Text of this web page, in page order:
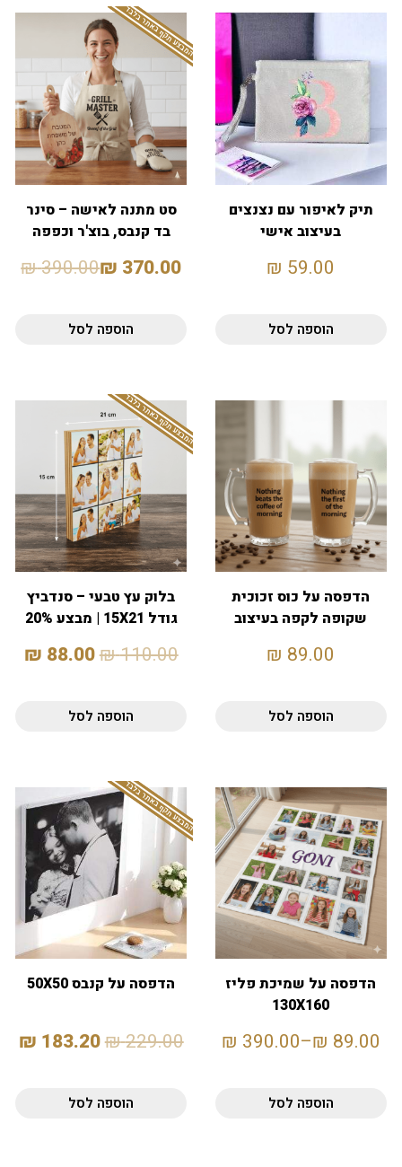
תיק לאיפור עם נצנצים
בעיצוב אישי
59.00
₪
הוספה לסל
המבצע תקף באתר בלבד
סט מתנה לאישה – סינר
בד קנבס, בוצ'ר וכפפה
370.00
₪
390.00
₪
הוספה לסל
הדפסה על כוס זכוכית
שקופה לקפה בעיצוב
89.00
₪
הוספה לסל
המבצע תקף באתר בלבד
בלוק עץ טבעי – סנדביץ
גודל 15X21 | מבצע 20%
110.00
₪
88.00
₪
הוספה לסל
הדפסה על שמיכת פליז
130X160
89.00
₪
–
390.00
₪
הוספה לסל
המבצע תקף באתר בלבד
הדפסה על קנבס 50X50
229.00
₪
183.20
₪
הוספה לסל